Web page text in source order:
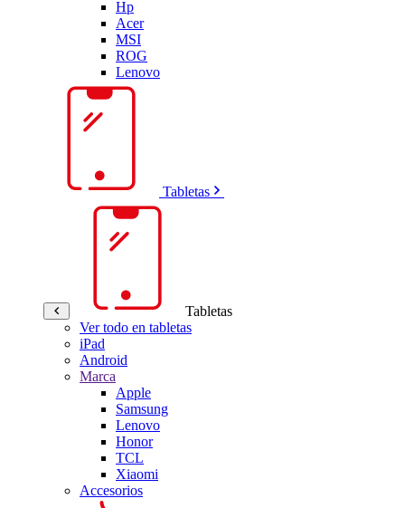
Hp
Acer
MSI
ROG
Lenovo
Tabletas
Tabletas
Ver todo en tabletas
iPad
Android
Marca
Apple
Samsung
Lenovo
Honor
TCL
Xiaomi
Accesorios